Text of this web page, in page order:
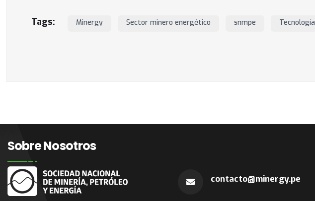
Tags: Minergy Sector minero energético snmpe Tecnología
Sobre Nosotros
contacto@minergy.pe